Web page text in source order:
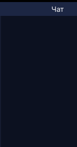
Чат